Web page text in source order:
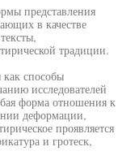
представления
в качестве
традиции.
как способы
исследователей
форма отношения к
деформации,
проявляется
и гротеск,